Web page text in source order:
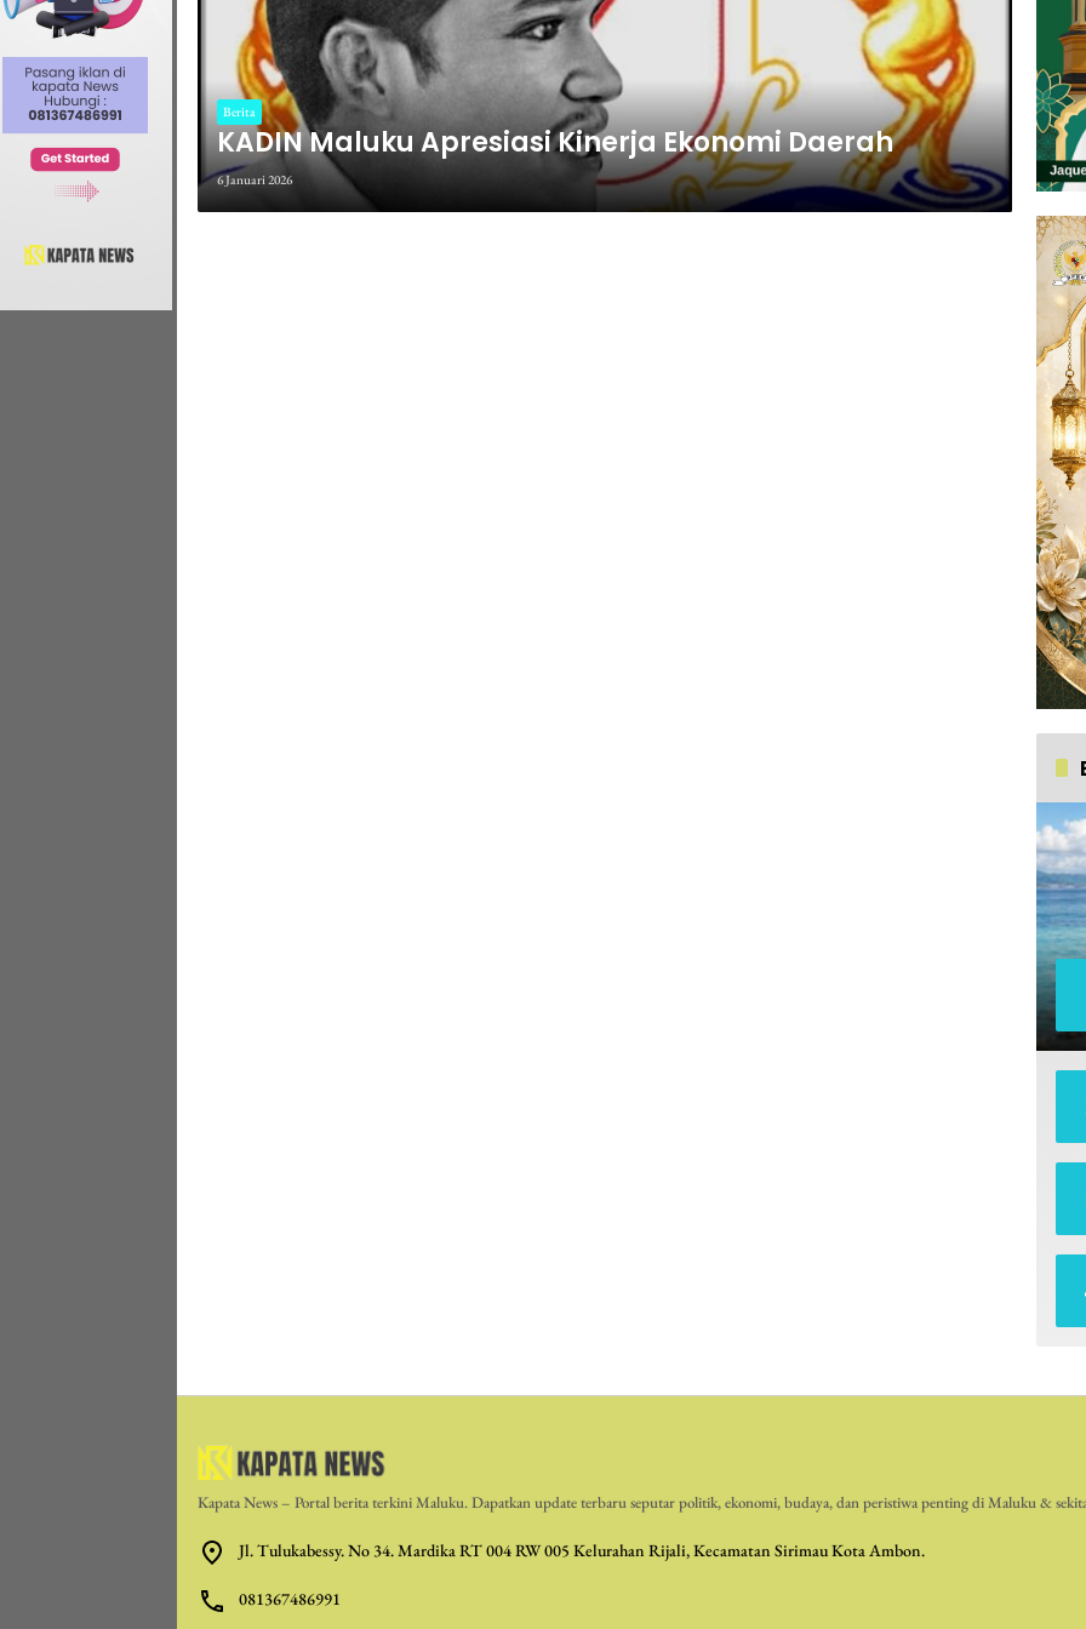
Berita
KADIN Maluku Apresiasi Kinerja Ekonomi Daerah
6 Januari 2026
Kapata News – Portal berita terkini Maluku. Dapatkan update terbaru seputar politik, ekonomi, budaya, dan peristiwa penting di Maluku &
Jl. Tulukabessy. No 34. Mardika RT 004 RW 005 Kelurahan Rijali, Kecamatan Sirimau Kota Ambon.
081367486991